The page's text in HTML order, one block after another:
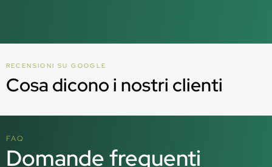
RECENSIONI SU GOOGLE
Cosa dicono i nostri clienti
FAQ
Domande frequenti